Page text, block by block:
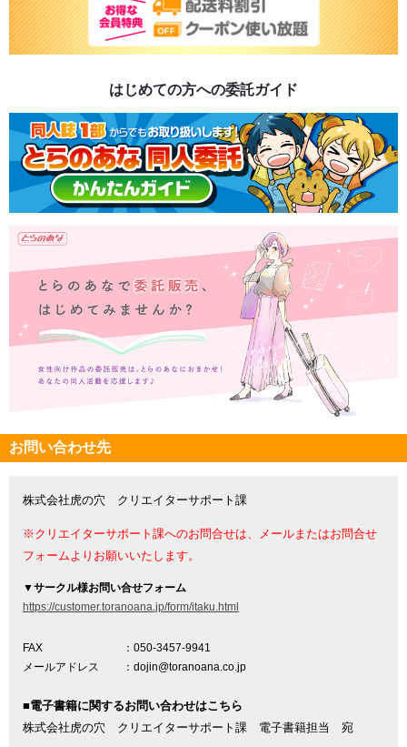
はじめての方への委託ガイド
お問い合わせ先
株式会社虎の穴 クリエイターサポート課
※クリエイターサポート課へのお問合せは、メールまたはお問合せ
フォームよりお願いいたします。
▼サークル様お問い合せフォーム
https://customer.toranoana.jp/form/itaku.html
FAX
：050-3457-9941
メールアドレス
：dojin@toranoana.co.jp
■電子書籍に関するお問い合わせはこちら
株式会社虎の穴 クリエイターサポート課 電子書籍担当 宛